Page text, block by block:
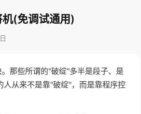
(免调试通用)
那些所谓的"破绽"多半是段子、是
从来不是靠"破绽"，而是靠程序控